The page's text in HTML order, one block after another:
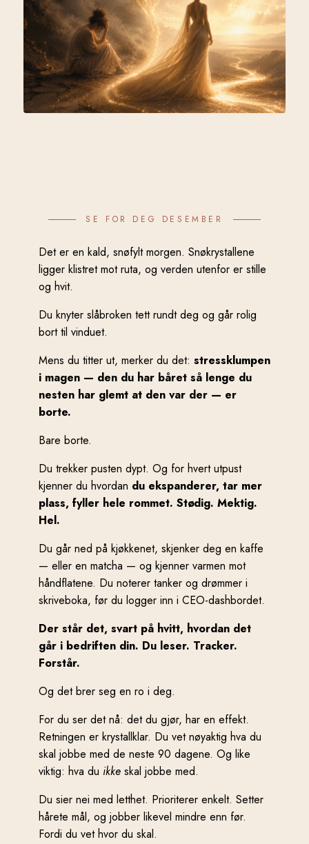
SE FOR DEG DESEMBER
Det er en kald, snøfylt morgen. Snøkrystallene
ligger klistret mot ruta, og verden utenfor er stille
og hvit.
Du knyter slåbroken tett rundt deg og går rolig
bort til vinduet.
Mens du titter ut, merker du det: stressklumpen
i magen — den du har båret så lenge du
nesten har glemt at den var der — er
borte.
Bare borte.
Du trekker pusten dypt. Og for hvert utpust
kjenner du hvordan du ekspanderer, tar mer
plass, fyller hele rommet. Stødig. Mektig.
Hel.
Du går ned på kjøkkenet, skjenker deg en kaffe
— eller en matcha — og kjenner varmen mot
håndflatene. Du noterer tanker og drømmer i
skriveboka, før du logger inn i CEO-dashbordet.
Der står det, svart på hvitt, hvordan det
går i bedriften din. Du leser. Tracker.
Forstår.
Og det brer seg en ro i deg.
For du ser det nå: det du gjør, har en effekt.
Retningen er krystallklar. Du vet nøyaktig hva du
skal jobbe med de neste 90 dagene. Og like
viktig: hva du ikke skal jobbe med.
Du sier nei med letthet. Prioriterer enkelt. Setter
hårete mål, og jobber likevel mindre enn før.
Fordi du vet hvor du skal.